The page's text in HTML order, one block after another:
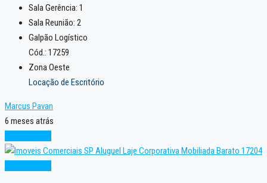
Sala Gerência: 1
Sala Reunião: 2
Galpão Logístico
Cód.: 17259
Zona Oeste
Locação de Escritório
Marcus Pavan
6 meses atrás